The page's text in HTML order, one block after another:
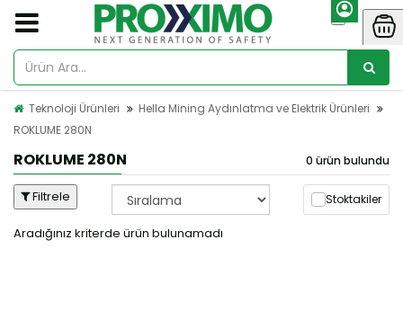
Teknoloji Ürünleri
Hella Mining Aydınlatma ve Elektrik Ürünleri
ROKLUME 280N
ROKLUME 280N 0 ürün bulundu
Filtrele Stoktakiler
Aradığınız kriterde ürün bulunamadı